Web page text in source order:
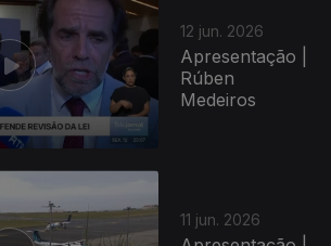
12 jun. 2026
Apresentação |
Rúben
Medeiros
11 jun. 2026